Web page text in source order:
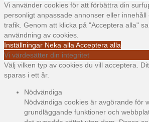
Vi använder cookies för att förbättra din
personligt anpassade annonser eller
trafik. Genom att klicka på "Acceptera alla"
användning av cookies.
Inställningar Neka alla Acceptera alla
Vi värdesätter din integritet
Välj vilken typ av cookies du vill acceptera.
sparas i ett år.
Nödvändiga
Nödvändiga cookies är avgörande för
grundläggande funktioner och